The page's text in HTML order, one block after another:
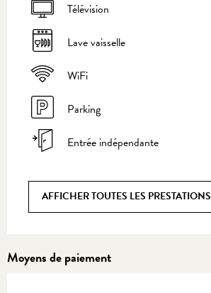
Télévision
Lave vaisselle
WiFi
Parking
Entrée indépendante
AFFICHER TOUTES LES PRESTATIONS
Moyens de paiement